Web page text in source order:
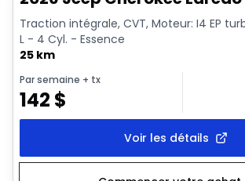
Traction intégrale, CVT, Moteur: I4 EP
L - 4 Cyl. - Essence
25 km
Par semaine + tx
142 $
Voir les détails